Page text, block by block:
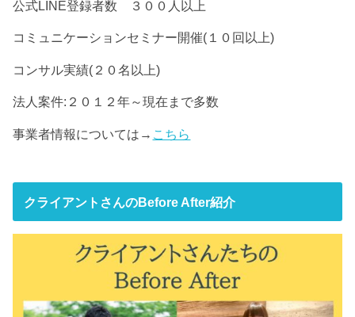
公式LINE登録者数 ３００人以上
コミュニケーションセミナー開催(１０回以上)
コンサル実績(２０名以上)
法人案件:２０１２年～現在まで多数
事業者情報については→ こちら
クライアントさんのBefore After紹介